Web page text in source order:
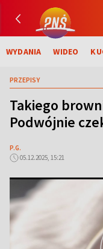
WYDANIA WIDEO
PRZEPISY
Takiego
Podwójnie
P.G.
05.12.2025, 15:21